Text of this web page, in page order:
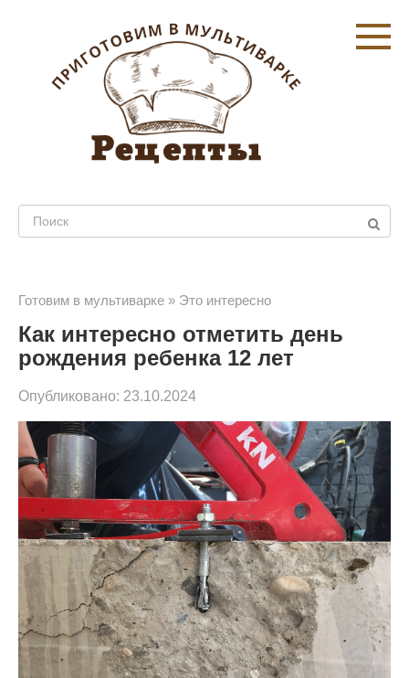
контенту
Поиск:
Готовим в мультиварке » Это интересно
Как интересно отметить день
рождения ребенка 12 лет
Опубликовано: 23.10.2024